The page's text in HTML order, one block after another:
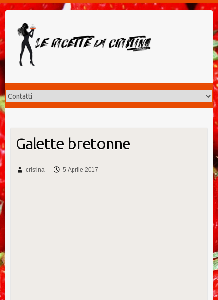
Salta
al
contenuto
Galette bretonne
cristina 5 Aprile 2017